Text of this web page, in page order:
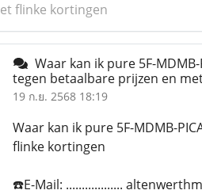
flinke kortingen
Waar kan ik pure 5F-
tegen betaalbare prijzen en
19 ก.ย. 2568 18:19
Waar kan ik pure 5F-MDMB-
flinke kortingen
☎️E-Mail: ..................